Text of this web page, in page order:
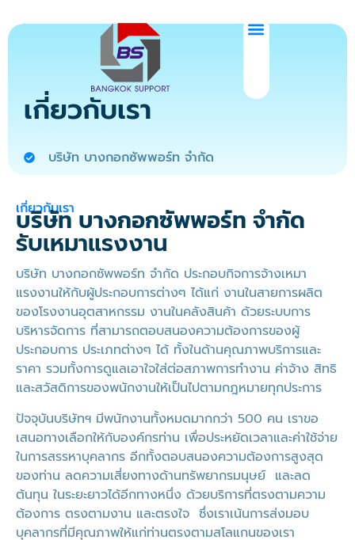
เกี่ยวกับเรา
บริษัท บางกอกซัพพอร์ท จำกัด
เกี่ยวกับเรา
บริษัท บางกอกซัพพอร์ท จำกัด
รับเหมาแรงงาน
บริษัท บางกอกซัพพอร์ท จำกัด ประกอบกิจการจ้างเหมา
แรงงานให้กับผู้ประกอบการต่างๆ ได้แก่ งานในสายการผลิต
ของโรงงานอุตสาหกรรม งานในคลังสินค้า ด้วยระบบการ
บริหารจัดการ ที่สามารถตอบสนองความต้องการของผู้
ประกอบการ ประเภทต่างๆ ได้ ทั้งในด้านคุณภาพบริการและ
ราคา รวมทั้งการดูแลเอาใจใส่ต่อสภาพการทำงาน ค่าจ้าง สิทธิ
และสวัสดิการของพนักงานให้เป็นไปตามกฎหมายทุกประการ
ปัจจุบันบริษัทฯ มีพนักงานทั้งหมดมากกว่า 500 คน เราขอ
เสนอทางเลือกให้กับองค์กรท่าน เพื่อประหยัดเวลาและค่าใช้จ่าย
ในการสรรหาบุคลากร อีกทั้งตอบสนองความต้องการสูงสุด
ของท่าน ลดความเสี่ยงทางด้านทรัพยากรมนุษย์ และลด
ต้นทุน ในระยะยาวได้อีกทางหนึ่ง ด้วยบริการที่ตรงตามความ
ต้องการ ตรงตามงาน และตรงใจ ซึ่งเราเน้นการส่งมอบ
บุคลากรที่มีคุณภาพให้แก่ท่านตรงตามสโลแกนของเรา